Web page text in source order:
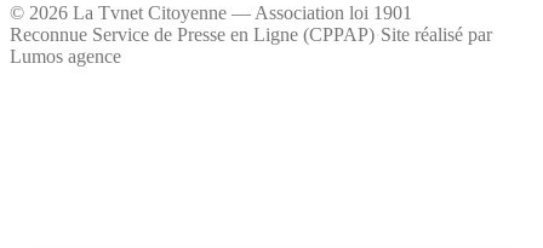
© 2026 La Tvnet Citoyenne — Association loi 1901
Reconnue Service de Presse en Ligne (CPPAP)·Site réalisé par
Lumos agence